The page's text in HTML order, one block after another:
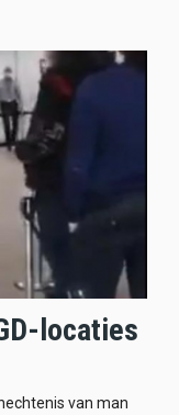
locaties
van man